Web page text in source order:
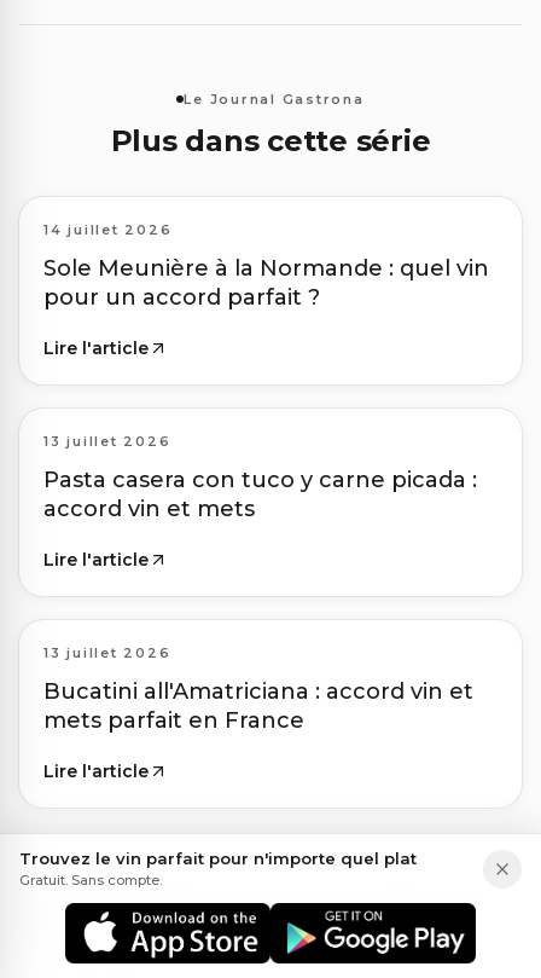
Le Journal Gastrona
Plus dans cette série
14 juillet 2026
Sole Meunière à la Normande : quel vin
pour un accord parfait ?
Lire l'article
13 juillet 2026
Pasta casera con tuco y carne picada :
accord vin et mets
Lire l'article
13 juillet 2026
Bucatini all'Amatriciana : accord vin et
mets parfait en France
Lire l'article
13 juillet 2026
Antipasti Misti : accord vin et mets pour
un apéritif raffiné
Trouvez le vin parfait pour n'importe quel plat
Gratuit. Sans compte.